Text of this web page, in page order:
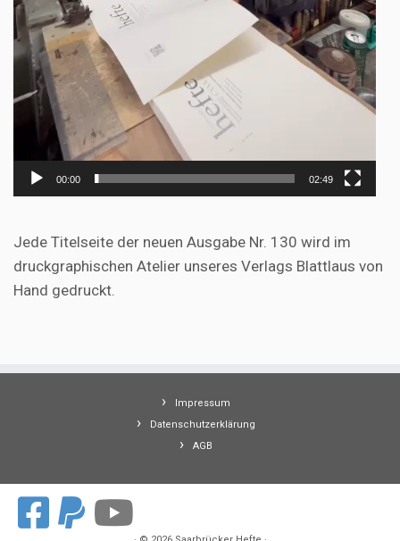
00:00 02:49
Jede Titelseite der neuen Ausgabe Nr. 130 wird im
druckgraphischen Atelier unseres Verlags Blattlaus von
Hand gedruckt.
Impressum
Datenschutzerklärung
AGB